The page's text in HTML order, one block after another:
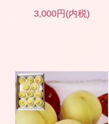
3,000円(内税)